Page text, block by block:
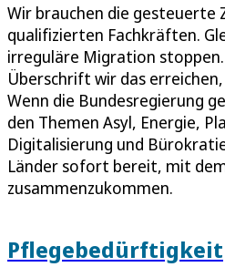
Wir brauchen die gesteuerte
qualifizierten Fachkräften.
irreguläre Migration
Überschrift wir das
Wenn die Bundesregierung
den Themen Asyl, Energie,
Digitalisierung und
Länder sofort bereit, mit
zusammenzukommen.
Pflegebedürftigkeit